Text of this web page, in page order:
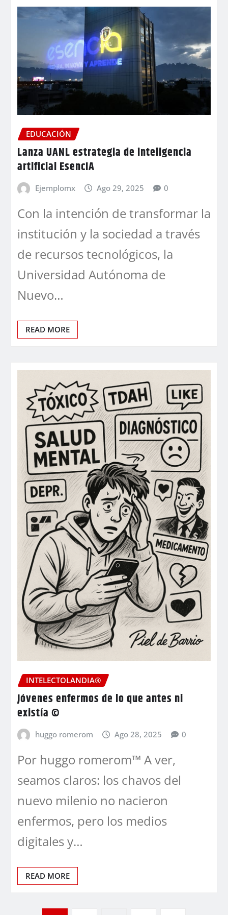
EDUCACIÓN
Lanza UANL estrategia de inteligencia
artificial EsencIA
Ejemplomx Ago 29, 2025 0
Con la intención de transformar la
institución y la sociedad a través
de recursos tecnológicos, la
Universidad Autónoma de
Nuevo…
READ MORE
INTELECTOLANDIA®
Jóvenes enfermos de lo que antes ni
existía ©
huggo romerom Ago 28, 2025 0
Por huggo romerom™ A ver,
seamos claros: los chavos del
nuevo milenio no nacieron
enfermos, pero los medios
digitales y…
READ MORE